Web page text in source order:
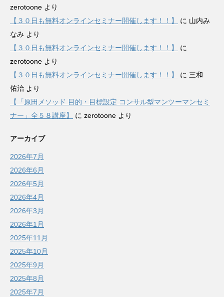
zerotoone より
【３０日も無料オンラインセミナー開催します！！】
に 山内み
なみ より
【３０日も無料オンラインセミナー開催します！！】
に
zerotoone より
【３０日も無料オンラインセミナー開催します！！】
に 三和
佑治 より
【「原田メソッド 目的・目標設定 コンサル型マンツーマンセミ
ナー」全５８講座】
に zerotoone より
アーカイブ
2026年7月
2026年6月
2026年5月
2026年4月
2026年3月
2026年1月
2025年11月
2025年10月
2025年9月
2025年8月
2025年7月